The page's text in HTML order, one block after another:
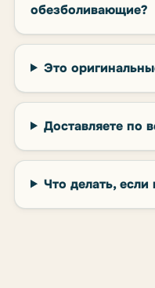
обезболивающие?
Это
Доставляете по
Что делать, если